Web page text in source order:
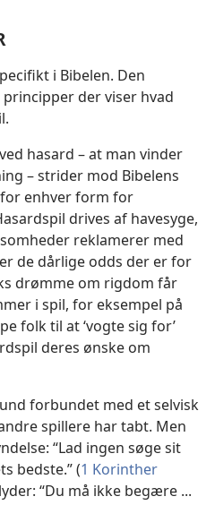
i Bibelen. Den
der viser hvad
hasard – at man vinder
– strider mod Bibelens
for enhver form for
drives af havesyge,
reklamerer med
de dårlige odds der er for
drømme om rigdom får
i spil, for eksempel på
folk til at ‘vogte sig for’
deres ønske om
forbundet med et selvisk
spillere har tabt. Men
“Lad ingen søge sit
bedste.” (1 Korinther
“Du må ikke begære ...